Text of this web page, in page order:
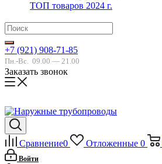
ТОП товаров 2024 г.
+7 (921) 908-71-85
Пн.-Вс. 09.00 — 21.00
Заказать звонок
Сравнение0 Отложенные 0
Войти